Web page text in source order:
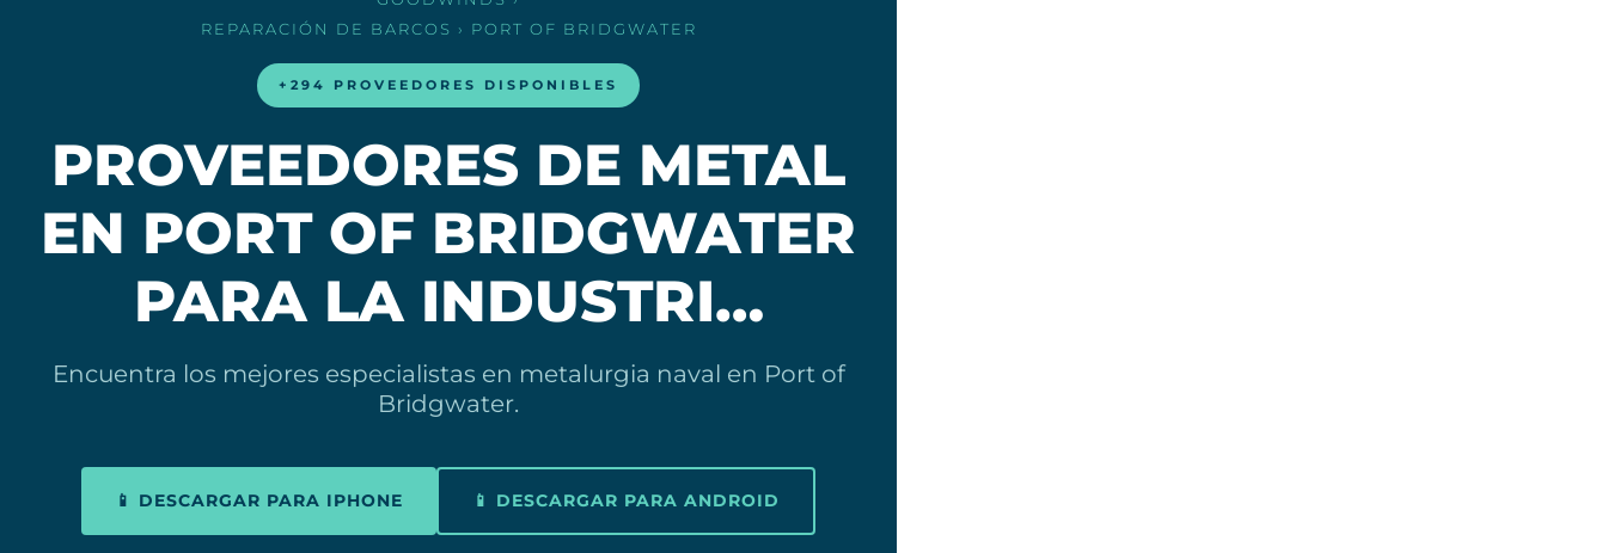
REPARACIÓN DE BARCOS › PORT OF BRIDGWATER
+294 PROVEEDORES DISPONIBLES
PROVEEDORES DE METAL
EN PORT OF BRIDGWATER
PARA LA INDUSTRI…
Encuentra los mejores especialistas en metalurgia naval en Port of
Bridgwater.
📱 DESCARGAR PARA IPHONE 📱 DESCARGAR PARA ANDROID